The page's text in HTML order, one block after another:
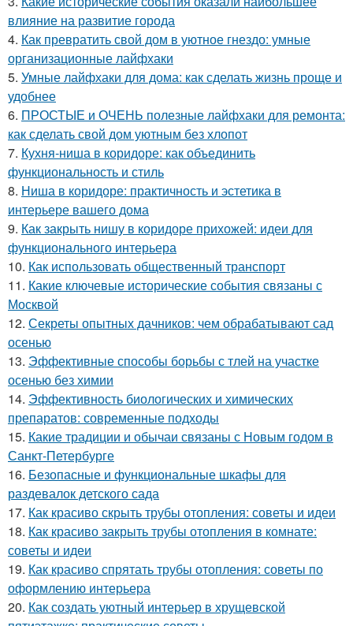
влияние на развитие города
4. Как превратить свой дом в уютное гнездо: умные
организационные лайфхаки
5. Умные лайфхаки для дома: как сделать жизнь проще и
удобнее
6. ПРОСТЫЕ и ОЧЕНЬ полезные лайфхаки для ремонта:
как сделать свой дом уютным без хлопот
7. Кухня-ниша в коридоре: как объединить
функциональность и стиль
8. Ниша в коридоре: практичность и эстетика в
интерьере вашего дома
9. Как закрыть нишу в коридоре прихожей: идеи для
функционального интерьера
10. Как использовать общественный транспорт
11. Какие ключевые исторические события связаны с
Москвой
12. Секреты опытных дачников: чем обрабатывают сад
осенью
13. Эффективные способы борьбы с тлей на участке
осенью без химии
14. Эффективность биологических и химических
препаратов: современные подходы
15. Какие традиции и обычаи связаны с Новым годом в
Санкт-Петербурге
16. Безопасные и функциональные шкафы для
раздевалок детского сада
17. Как красиво скрыть трубы отопления: советы и идеи
18. Как красиво закрыть трубы отопления в комнате:
советы и идеи
19. Как красиво спрятать трубы отопления: советы по
оформлению интерьера
20. Как создать уютный интерьер в хрущевской